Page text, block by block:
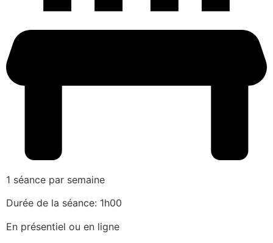
1 séance par semaine
Durée de la séance: 1h00
En présentiel ou en ligne